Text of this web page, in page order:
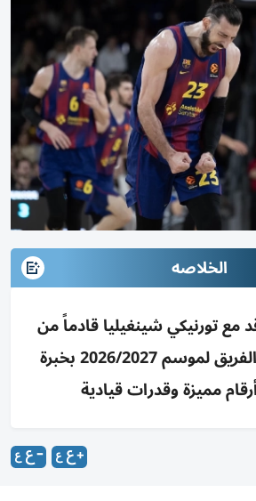
الخلاصه
مع تورنيكي شينغيليا قادماً من
برشلونة لتعزيز الفريق لموسم 2026/2027 بخبرة
مميزة وقدرات قيادية